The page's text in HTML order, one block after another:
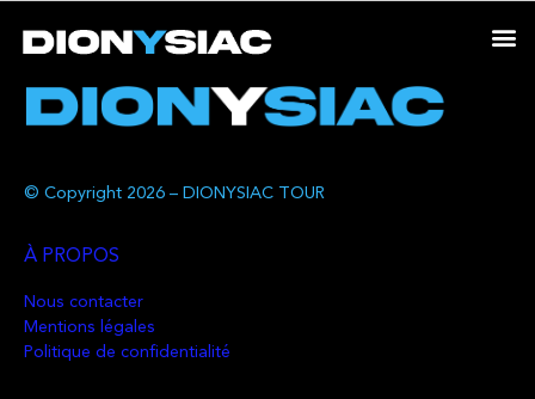
© Copyright 2026 – DIONYSIAC TOUR
À PROPOS
Nous contacter
Mentions légales
Politique de confidentialité